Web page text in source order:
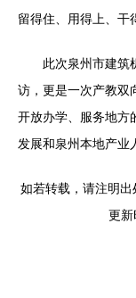
留得住、用得上、干
此次泉州市建筑
访，更是一次产教双
开放办学、服务地方
发展和泉州本地产业
如若转载，请注明
更